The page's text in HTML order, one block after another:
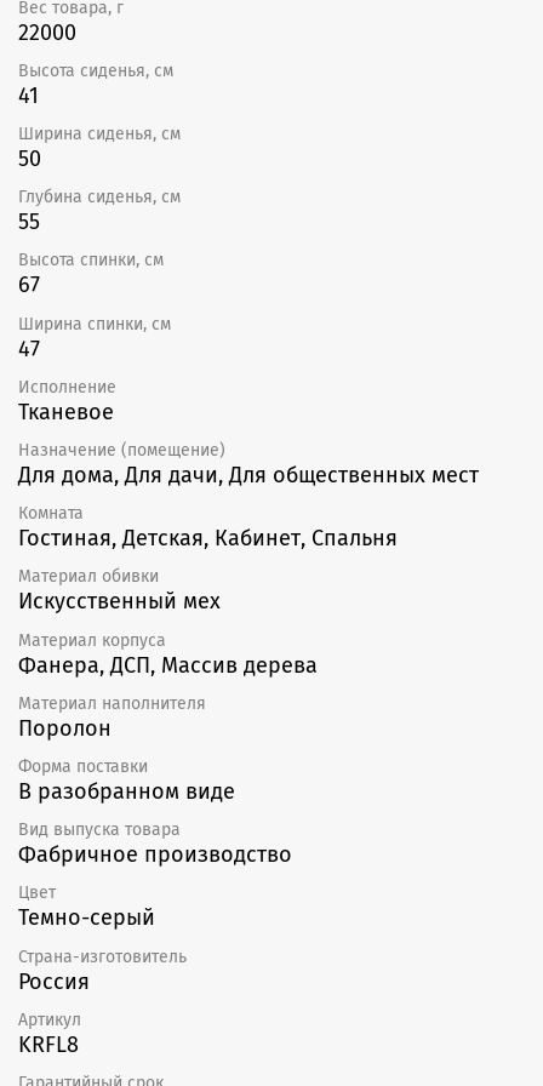
Вес товара, г
22000
Высота сиденья, см
41
Ширина сиденья, см
50
Глубина сиденья, см
55
Высота спинки, см
67
Ширина спинки, см
47
Исполнение
Тканевое
Назначение (помещение)
Для дома, Для дачи, Для общественных мест
Комната
Гостиная, Детская, Кабинет, Спальня
Материал обивки
Искусственный мех
Материал корпуса
Фанера, ДСП, Массив дерева
Материал наполнителя
Поролон
Форма поставки
В разобранном виде
Вид выпуска товара
Фабричное производство
Цвет
Темно-серый
Страна-изготовитель
Россия
Артикул
KRFL8